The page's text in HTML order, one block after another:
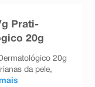
g Prati-
20g
20g
da pele,